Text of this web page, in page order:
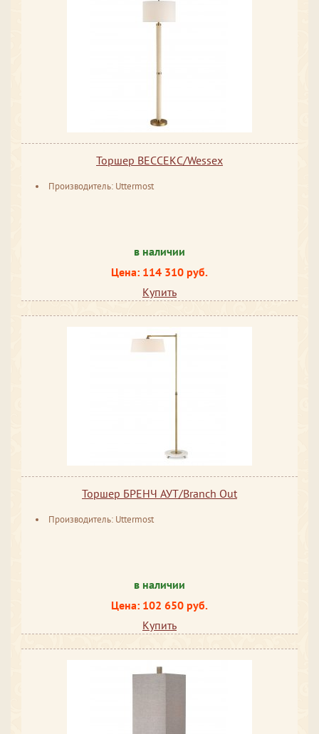
Торшер ВЕССЕКС/Wessex
Производитель: Uttermost
в наличии
Цена: 114 310 руб.
Купить
Торшер БРЕНЧ АУТ/Branch Out
Производитель: Uttermost
в наличии
Цена: 102 650 руб.
Купить